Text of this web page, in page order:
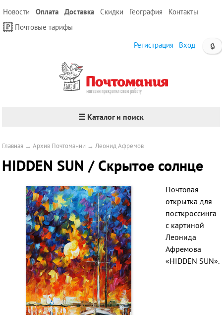
Новости Оплата Доставка Скидки География
Контакты
Почтовые тарифы
🔒
Регистрация Вход
☰ Каталог и поиск
Главная →Архив Почтомании →Леонид Афремов
HIDDEN SUN / Скрытое солнце
Почтовая
открытка для
посткроссинга
с картиной
Леонида
Афремова
«HIDDEN SUN».